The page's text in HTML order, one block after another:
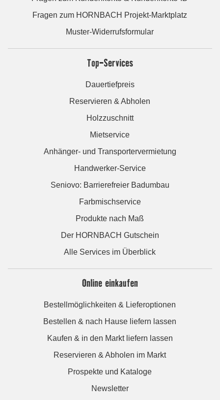
Fragen zum HORNBACH Projekt-Marktplatz
Muster-Widerrufsformular
Top-Services
Dauertiefpreis
Reservieren & Abholen
Holzzuschnitt
Mietservice
Anhänger- und Transportervermietung
Handwerker-Service
Seniovo: Barrierefreier Badumbau
Farbmischservice
Produkte nach Maß
Der HORNBACH Gutschein
Alle Services im Überblick
Online einkaufen
Bestellmöglichkeiten & Lieferoptionen
Bestellen & nach Hause liefern lassen
Kaufen & in den Markt liefern lassen
Reservieren & Abholen im Markt
Prospekte und Kataloge
Newsletter